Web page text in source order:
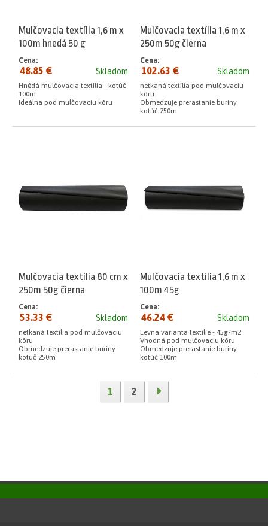
Mulčovacia textília 1,6 m x
100m hnedá 50 g
Skladom
Cena:
48.85 €
Hnědá mulčovacia textília - kotúč
100m.
Ideálna pod mulčovaciu kôru
Mulčovacia textília 1,6 m x
250m 50g čierna
Skladom
Cena:
102.63 €
netkaná textília pod mulčovaciu
kôru
Obmedzuje prerastanie buriny
kotúč 250m
Mulčovacia textília 80 cm x
250m 50g čierna
Skladom
Cena:
53.33 €
netkaná textília pod mulčovaciu
kôru
Obmedzuje prerastanie buriny
kotúč 250m
Mulčovacia textília 1,6 m x
100m 45g
Skladom
Cena:
46.24 €
Levná varianta textílie - 45g/m2
Vhodná pod mulčovaciu kôru
Obmedzuje prerastanie buriny
kotúč 100m
1 2